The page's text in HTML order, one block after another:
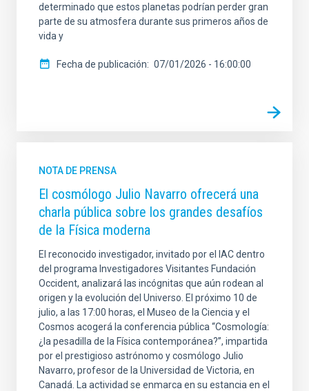
determinado que estos planetas podrían perder gran
parte de su atmosfera durante sus primeros años de
vida y
Fecha de publicación 07/01/2026 - 16:00:00
NOTA DE PRENSA
El cosmólogo Julio Navarro ofrecerá una
charla pública sobre los grandes desafíos
de la Física moderna
El reconocido investigador, invitado por el IAC dentro
del programa Investigadores Visitantes Fundación
Occident, analizará las incógnitas que aún rodean al
origen y la evolución del Universo. El próximo 10 de
julio, a las 17:00 horas, el Museo de la Ciencia y el
Cosmos acogerá la conferencia pública “Cosmología:
¿la pesadilla de la Física contemporánea?”, impartida
por el prestigioso astrónomo y cosmólogo Julio
Navarro, profesor de la Universidad de Victoria, en
Canadá. La actividad se enmarca en su estancia en el